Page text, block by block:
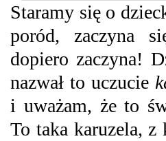
Staramy się o
poród, zaczyna
dopiero zaczyna!
nazwał to uczucie
i uważam, że to
To taka karuzela,